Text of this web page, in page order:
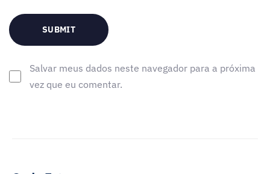
Salvar meus dados neste navegador para a próxima
vez que eu comentar.